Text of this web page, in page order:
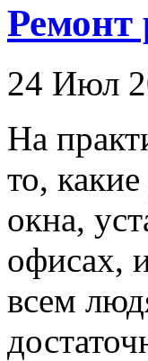
Ремонт
24 Июл
Нa
то,
окна,
офисах,
всем